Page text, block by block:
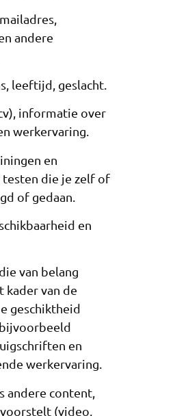
andere
leeftijd, geslacht.
informatie over
werkervaring.
en
die je zelf of
of gedaan.
en
van belang
kader van de
geschiktheid
en
werkervaring.
andere content,
(video,